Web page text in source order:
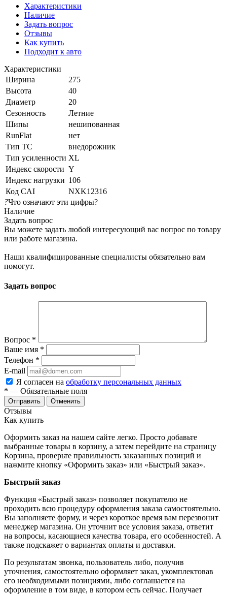
Характеристики
Наличие
Задать вопрос
Отзывы
Как купить
Подходит к авто
Характеристики
Ширина
275
Высота
40
Диаметр
20
Сезонность
Летние
Шипы
нешипованная
RunFlat
нет
Тип ТС
внедорожник
Тип усиленности XL
Индекс скорости Y
Индекс нагрузки 106
Код CAI
NXK12316
?Что означают эти цифры?
Наличие
Задать вопрос
Вы можете задать любой интересующий вас вопрос по товару
или работе магазина.
Наши квалифицированные специалисты обязательно вам
помогут.
Задать вопрос
Вопрос *
Ваше имя *
Телефон *
E-mail
Я согласен на обработку персональных данных
* — Обязательные поля
Отменить
Отзывы
Как купить
Оформить заказ на нашем сайте легко. Просто добавьте
выбранные товары в корзину, а затем перейдите на страницу
Корзина, проверьте правильность заказанных позиций и
нажмите кнопку «Оформить заказ» или «Быстрый заказ».
Быстрый заказ
Функция «Быстрый заказ» позволяет покупателю не
проходить всю процедуру оформления заказа самостоятельно.
Вы заполняете форму, и через короткое время вам перезвонит
менеджер магазина. Он уточнит все условия заказа, ответит
на вопросы, касающиеся качества товара, его особенностей. А
также подскажет о вариантах оплаты и доставки.
По результатам звонка, пользователь либо, получив
уточнения, самостоятельно оформляет заказ, укомплектовав
его необходимыми позициями, либо соглашается на
оформление в том виде, в котором есть сейчас. Получает